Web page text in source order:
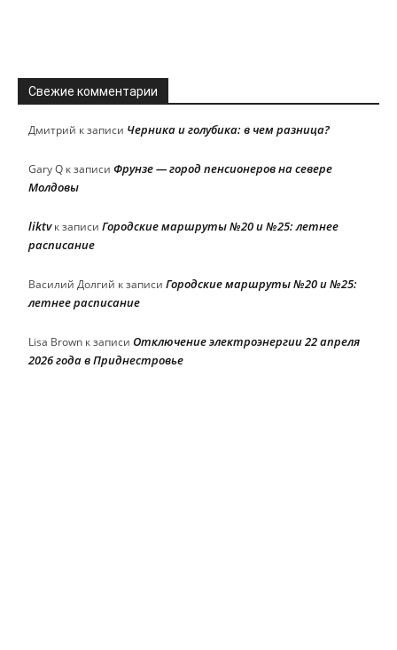
Свежие комментарии
Дмитрий к записи Черника и голубика: в чем разница?
Gary Q к записи Фрунзе — город пенсионеров на севере
Молдовы
liktvк записи Городские маршруты №20 и №25: летнее
расписание
Василий Долгий к записи Городские маршруты №20 и №25:
летнее расписание
Lisa Brown к записи Отключение электроэнергии 22 апреля
2026 года в Приднестровье